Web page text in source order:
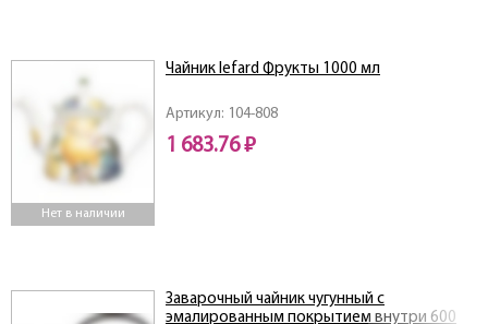
Нет в наличии
Артикул: 104-808
Чайник lefard Фрукты 1000 мл
1 683.76 ₽
Заварочный чайник чугунный с
эмалированным покрытием внутри 600